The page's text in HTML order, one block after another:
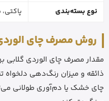
نوع بسته‌بندی
روش مصرف چای
مقدار مصرف چای الوردی گلابی
ذائقه و میزان رنگ‌دهی دلخواه
چای خشک یا دم‌آوری طولانی